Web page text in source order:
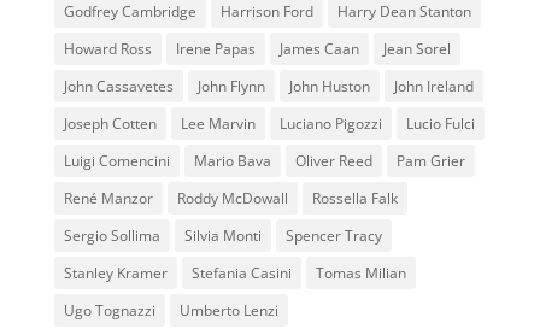
Godfrey Cambridge
Harrison Ford
Harry Dean Stanton
Howard Ross
Irene Papas James Caan
Jean Sorel
John Cassavetes
John Flynn John Huston
John Ireland
Joseph Cotten
Lee Marvin Luciano Pigozzi
Lucio Fulci
Luigi Comencini
Mario Bava Oliver Reed
Pam Grier
René Manzor
Roddy McDowall
Rossella Falk
Sergio Sollima
Silvia Monti
Spencer Tracy
Stanley Kramer
Stefania Casini
Tomas Milian
Ugo Tognazzi
Umberto Lenzi